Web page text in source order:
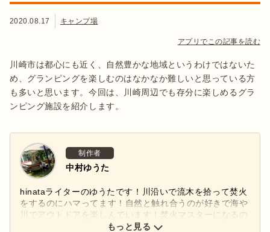
2020.08.17 キャンプ場
アプリでこの記事を読む
川崎市は都心にも近く、自然豊かな地域というわけではないた
め、グランピングを楽しむのはなかなか難しいと思っている方
も多いと思います。今回は、川崎周辺でも存分に楽しめるグラ
ンピング施設を紹介します。
制作者
中村ゆうた
hinataライターのゆうたです！川沿いで流木を拾って焚火
をするのにハマってます！自然と触れ合うのが好きで海や
川でアウトドアを楽しんでいます！焚火マスターになるの
と、テントサウナをするのが目標です！
もっと見る